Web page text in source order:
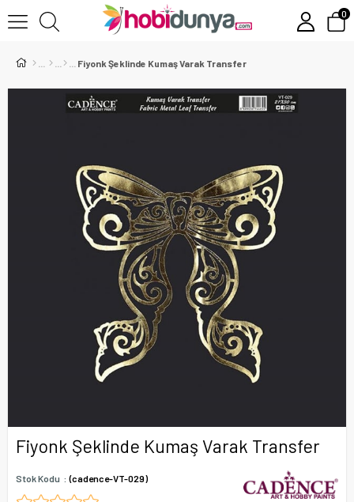
0
Fiyonk Şeklinde Kumaş Varak Transfer
Fiyonk Şeklinde Kumaş Varak Transfer
Stok Kodu (cadence-VT-029)